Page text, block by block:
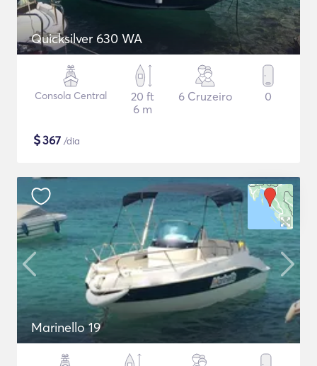
Quicksilver 630 WA
Consola Central
20 ft
6 m
6 Cruzeiro 0
$367 /dia
Marinello 19